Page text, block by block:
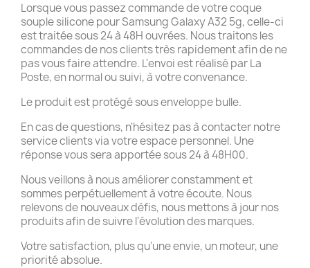
Lorsque vous passez commande de votre coque
souple silicone pour Samsung Galaxy A32 5g, celle-ci
est traitée sous 24 à 48H ouvrées. Nous traitons les
commandes de nos clients très rapidement afin de ne
pas vous faire attendre. L'envoi est réalisé par La
Poste, en normal ou suivi, à votre convenance.
Le produit est protégé sous enveloppe bulle.
En cas de questions, n'hésitez pas à contacter notre
service clients via votre espace personnel. Une
réponse vous sera apportée sous 24 à 48H00.
Nous veillons à nous améliorer constamment et
sommes perpétuellement à votre écoute. Nous
relevons de nouveaux défis, nous mettons à jour nos
produits afin de suivre l'évolution des marques.
Votre satisfaction, plus qu'une envie, un moteur, une
priorité absolue.